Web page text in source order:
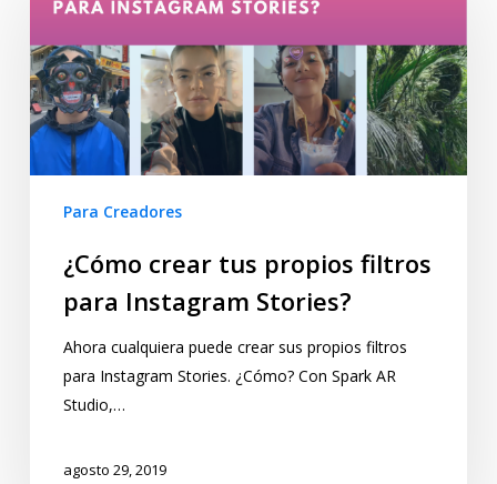
Para Creadores
¿Cómo crear tus propios filtros
para Instagram Stories?
Ahora cualquiera puede crear sus propios filtros
para Instagram Stories. ¿Cómo? Con Spark AR
Studio,…
agosto 29, 2019